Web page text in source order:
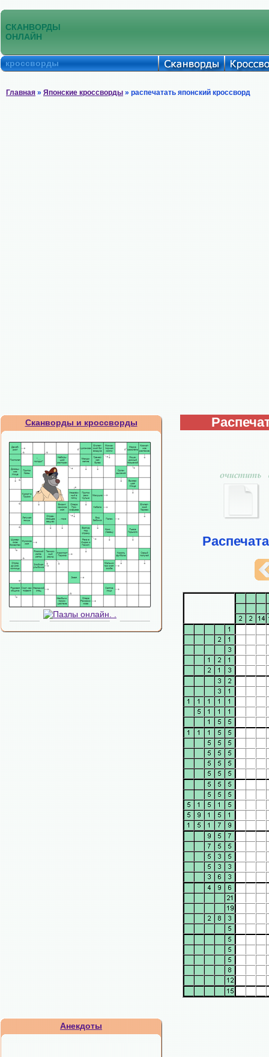
СКАНВОРДЫ
ОНЛАЙН
кроссворды
Главная » Японские кроссворды » распечатать японский кроссворд
Сканворды и кроссворды
Анекдоты